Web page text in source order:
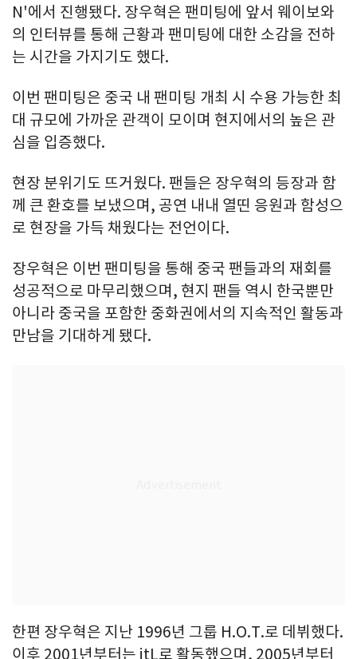
N'에서 진행됐다. 장우혁은 팬미팅에 앞서 웨이보와
의 인터뷰를 통해 근황과 팬미팅에 대한 소감을 전하
는 시간을 가지기도 했다.
이번 팬미팅은 중국 내 팬미팅 개최 시 수용 가능한 최
대 규모에 가까운 관객이 모이며 현지에서의 높은 관
심을 입증했다.
현장 분위기도 뜨거웠다. 팬들은 장우혁의 등장과 함
께 큰 환호를 보냈으며, 공연 내내 열띤 응원과 함성으
로 현장을 가득 채웠다는 전언이다.
장우혁은 이번 팬미팅을 통해 중국 팬들과의 재회를
성공적으로 마무리했으며, 현지 팬들 역시 한국뿐만
아니라 중국을 포함한 중화권에서의 지속적인 활동과
만남을 기대하게 됐다.
한편 장우혁은 지난 1996년 그룹 H.O.T.로 데뷔했다.
이후 2001년부터는 jtL로 활동했으며, 2005년부터